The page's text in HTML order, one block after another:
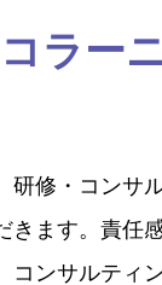
ラー
修・コンサ
きます。責
ンサルテ